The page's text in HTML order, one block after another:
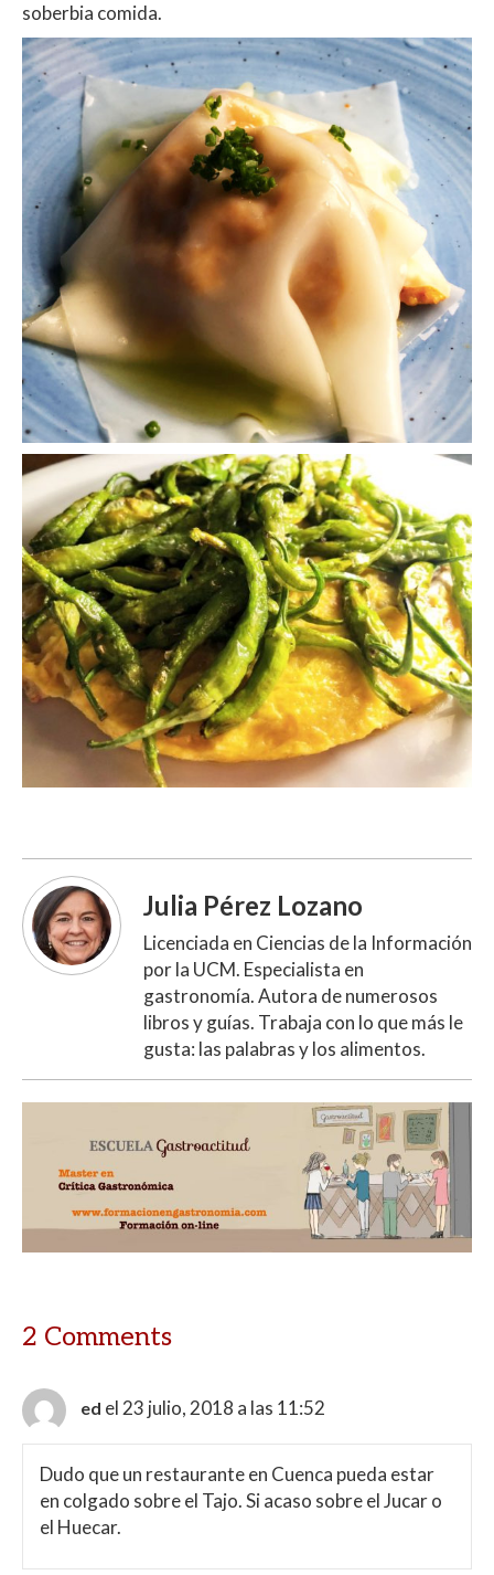
soberbia comida.
Julia Pérez Lozano
Licenciada en Ciencias de la Información
por la UCM. Especialista en
gastronomía. Autora de numerosos
libros y guías. Trabaja con lo que más le
gusta: las palabras y los alimentos.
2 Comments
ed el 23 julio, 2018 a las 11:52
Dudo que un restaurante en Cuenca pueda estar
en colgado sobre el Tajo. Si acaso sobre el Jucar o
el Huecar.